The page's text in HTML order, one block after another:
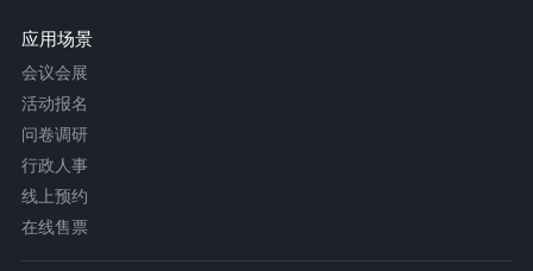
应用场景
会议会展
活动报名
问卷调研
行政人事
线上预约
在线售票